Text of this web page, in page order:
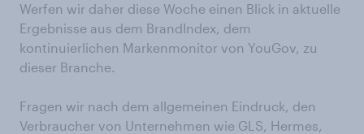
Werfen wir daher diese Woche einen Blick in aktuelle
Ergebnisse aus dem BrandIndex, dem
kontinuierlichen Markenmonitor von YouGov, zu
dieser Branche.
Fragen wir nach dem allgemeinen Eindruck, den
Verbraucher von Unternehmen wie GLS, Hermes,